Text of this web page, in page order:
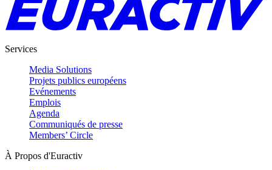
Services
Media Solutions
Projets publics européens
Evénements
Emplois
Agenda
Communiqués de presse
Members’ Circle
À Propos d'Euractiv